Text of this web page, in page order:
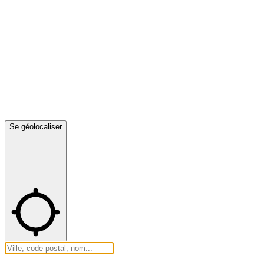
Se géolocaliser